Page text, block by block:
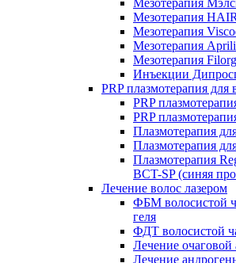
Мезотерапия
Мезотерапия
Мезотерапия
Мезотерапия
Мезотерапия
Инъекции
PRP плазмотерапия для
PRP
PRP
Плазмотерапия
Плазмотерапия
Плазмотерапия
BCT-SP (синяя
Лечение волос лазером
ФБМ волосистой
геля
ФДТ волосистой
Лечение очаговой
Лечение